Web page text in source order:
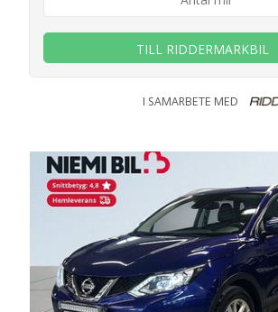
TILL RIDDERMARKBIL
I SAMARBETE MED